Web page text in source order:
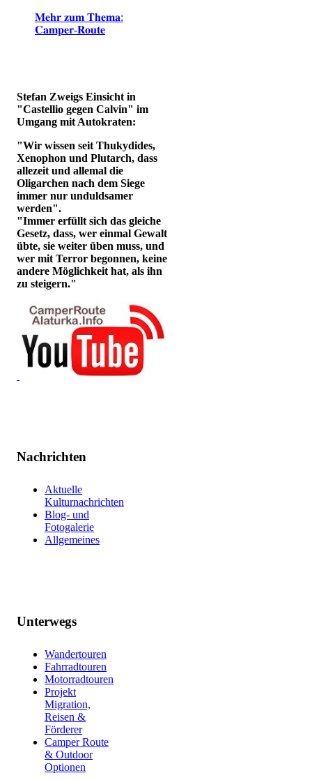
𝐌𝐞𝐡𝐫 𝐳𝐮𝐦 𝐓𝐡𝐞𝐦𝐚:
𝐂𝐚𝐦𝐩𝐞𝐫-𝐑𝐨𝐮𝐭𝐞
Stefan Zweigs Einsicht in
"Castellio gegen Calvin" im
Umgang mit Autokraten:
"Wir wissen seit Thukydides,
Xenophon und Plutarch, dass
allezeit und allemal die
Oligarchen nach dem Siege
immer nur unduldsamer
werden".
"Immer erfüllt sich das gleiche
Gesetz, dass, wer einmal Gewalt
übte, sie weiter üben muss, und
wer mit Terror begonnen, keine
andere Möglichkeit hat, als ihn
zu steigern."
Nachrichten
Aktuelle
Kulturnachrichten
Blog- und
Fotogalerie
Allgemeines
Unterwegs
Wandertouren
Fahrradtouren
Motorradtouren
Projekt
Migration,
Reisen &
Förderer
Camper Route
& Outdoor
Optionen